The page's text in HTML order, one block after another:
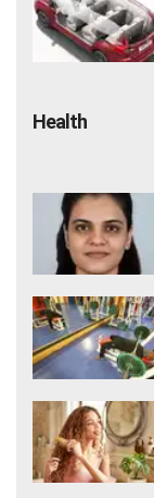
Health